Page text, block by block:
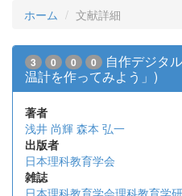
ホーム 文献詳細
3 0 0 0
自作デジタ
温計を作ってみよう」)
著者
浅井 尚輝 森本 弘一
出版者
日本理科教育学会
雑誌
日本理科教育学会理科教育学